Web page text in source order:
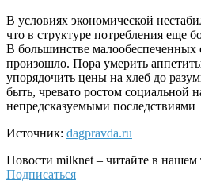
В условиях экономической
что в структуре потребления еще
В большинстве малообеспеченных
произошло. Пора умерить
упорядочить цены на хлеб до
быть, чревато ростом социальной
непредсказуемыми последствиями
Источник: dagpravda.ru
Новости milknet – читайте в нашем
Подписаться